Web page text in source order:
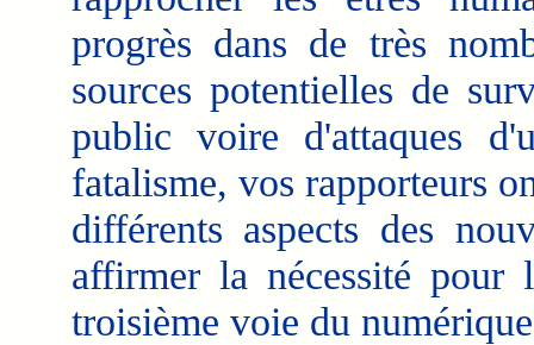
progrès dans de très
sources potentielles de
public voire d'attaques
fatalisme, vos rapporteurs
différents aspects des
affirmer la nécessité pour
troisième voie du